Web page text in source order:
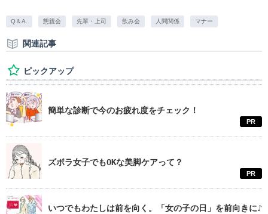
Q＆A. 懇親会 先輩・上司 飲み会 人間関係 マナー
関連記事
ピックアップ
簡単な診断で今のお疲れ度をチェック！
PR
ズボラ女子でもOKな美脚ケアって？
PR
いつでもわたしは前を向く。「女の子の日」を前向きに♪